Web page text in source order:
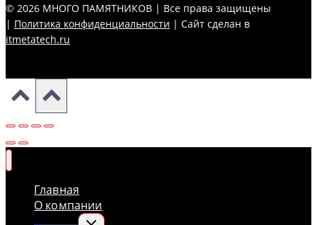
© 2026 МНОГО ПАМЯТНИКОВ | Все права защищены
| Политика конфиденциальности | Сайт сделан в
itmetatech.ru
Главная
О компании
Переключить